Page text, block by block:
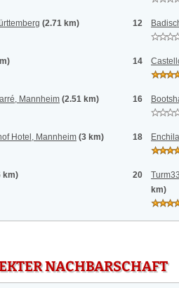
(2.71 km)
12
14
Mannheim (2.51 km) 16
Hotel, Mannheim (3 km) 18
km) 20
km)
NACHBARSCHAFT